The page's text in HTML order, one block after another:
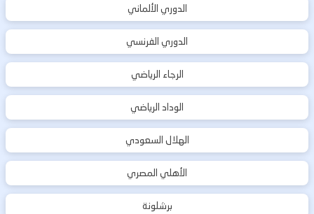
الدوري الألماني
الدوري الفرنسي
الرجاء الرياضي
الوداد الرياضي
الهلال السعودي
الأهلي المصري
برشلونة